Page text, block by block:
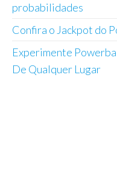
probabilidades
Confira o Jackpot do
Experimente
De Qualquer Lugar